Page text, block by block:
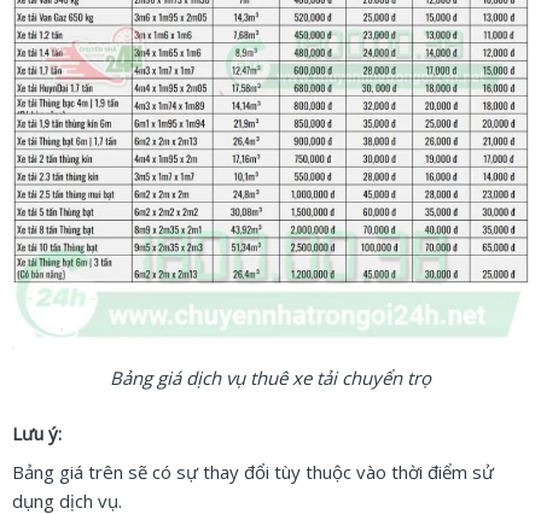
Bảng giá dịch vụ thuê xe tải chuyển trọ
Lưu ý:
Bảng giá trên sẽ có sự thay đổi tùy thuộc vào thời điểm sử
dụng dịch vụ.